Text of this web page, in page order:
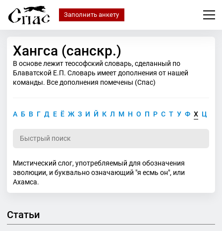
Заполнить анкету
Хангса (санскр.)
В основе лежит теософский словарь, сделанный по
Блаватской Е.П. Словарь имеет дополнения от нашей
команды. Все дополнения помечены (Спас)
А Б В Г Д Е Ё Ж З И Й К Л М Н О П Р С Т У Ф Х Ц
Мистический слог, употребляемый для обозначения
эволюции, и буквально означающий "я есмь он", или
Ахамса.
Статьи